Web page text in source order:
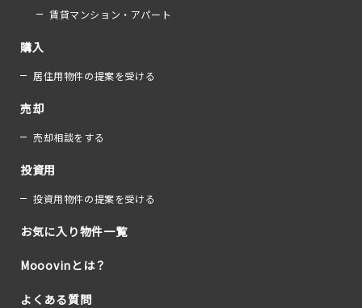
賃貸マンション・アパート
購入
居住用物件の提案を受ける
売却
売却相談をする
投資用
投資用物件の提案を受ける
お気に入り物件一覧
Mooovinとは？
よくある質問